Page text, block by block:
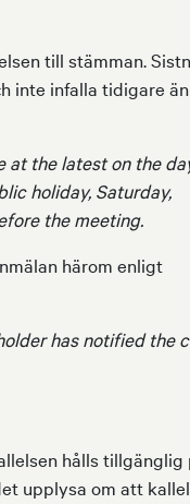
till stämman.
inte infalla tidigare
at the latest on the
holiday, Saturday,
the meeting.
härom enligt
has notified the
hålls tillgänglig
upplysa om att